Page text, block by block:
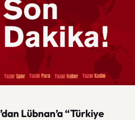
Lübnan’a “Türkiye